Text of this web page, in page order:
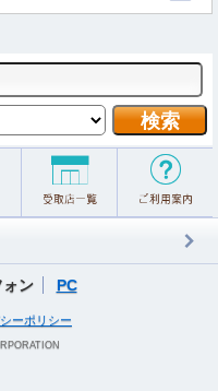
ォン PC
ーポリシー